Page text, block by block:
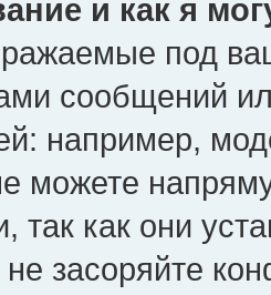
и как я
под
сообщений
например,
можете
так как они
не засоряйте